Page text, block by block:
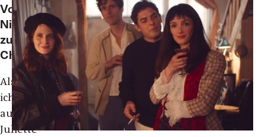
Von
Niki
zu
Charlotte...
Als
ich
auf
Juliette